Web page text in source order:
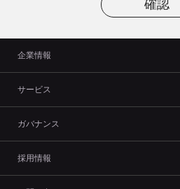
企業情報
サービス
ガバナンス
採用情報